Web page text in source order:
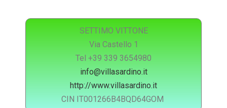
SETTIMO VITTONE
Via Castello 1
Tel +39 339 3654980
info@villasardino.it
http://www.villasardino.it
CIN IT001266B4BQD64GOM